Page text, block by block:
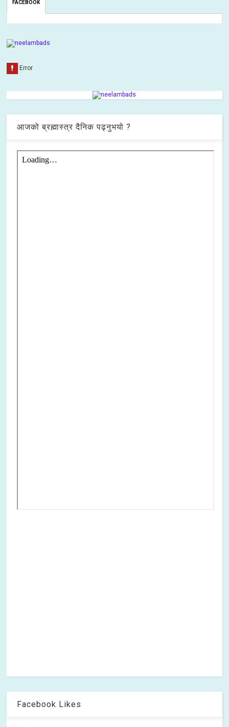
FACEBOOK
आजको ब्रह्मास्त्र दैनिक पढ्नुभयो ?
Facebook Likes